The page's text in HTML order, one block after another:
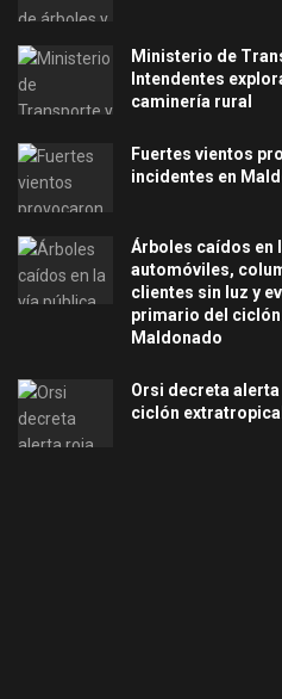
Ministerio de
Intendentes
caminería rural
Fuertes vientos
incidentes en
Árboles caídos en
automóviles,
clientes sin luz y
primario del
Maldonado
Orsi decreta
ciclón